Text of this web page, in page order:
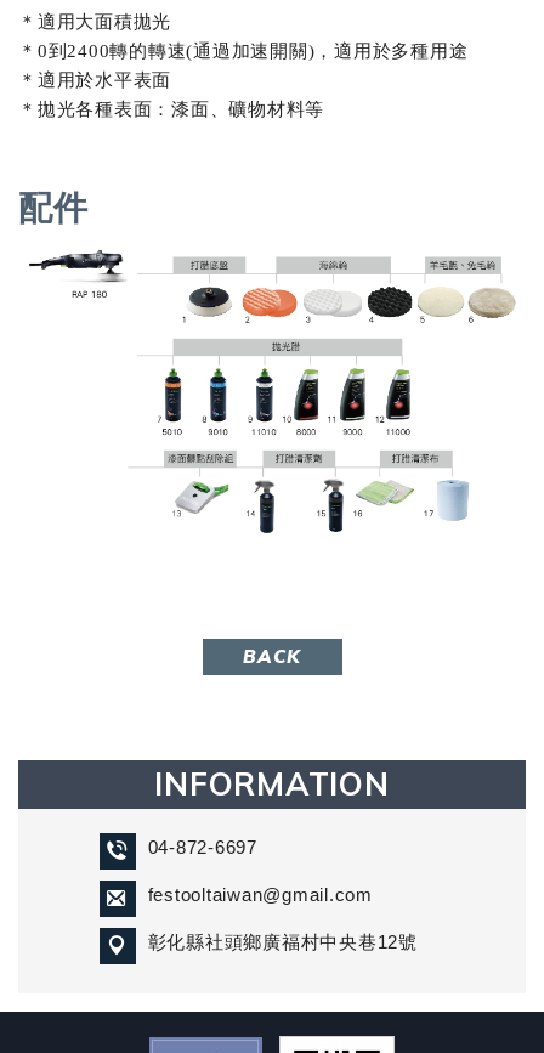
＊適用大面積拋光
＊0到2400轉的轉速(通過加速開關)，適用於多種用途
＊適用於水平表面
＊拋光各種表面：漆面、礦物材料等
配件
BACK
INFORMATION
04-872-6697
festooltaiwan@gmail.com
彰化縣社頭鄉廣福村中央巷12號